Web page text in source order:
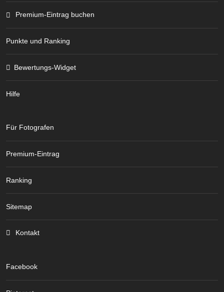
Premium-Eintrag buchen
Punkte und Ranking
Bewertungs-Widget
Hilfe
Für Fotografen
Premium-Eintrag
Ranking
Sitemap
Kontakt
Facebook